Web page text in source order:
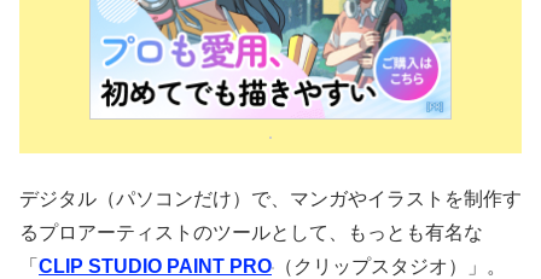
デジタル（パソコンだけ）で、マンガやイラストを制作す
るプロアーティストのツールとして、もっとも有名な
「 CLIP STUDIO PAINT PRO （クリップスタジオ）」。